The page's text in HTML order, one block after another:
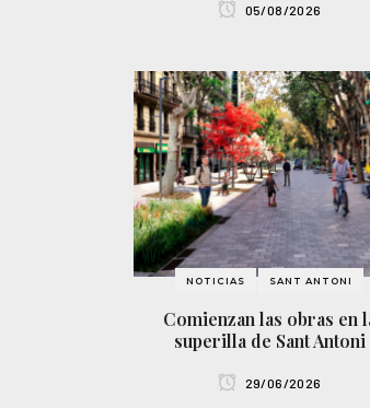
05/08/2026
NOTICIAS SANT ANTONI
Comienzan las obras en
superilla de Sant Antoni
29/06/2026